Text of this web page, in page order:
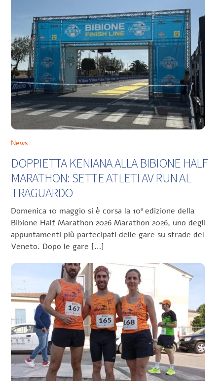
News
DOPPIETTA KENIANA ALLA BIBIONE HALF
MARATHON: SETTE ATLETI AV RUN AL
TRAGUARDO
Domenica 10 maggio si è corsa la 10ª edizione della
Bibione Half Marathon 2026 Marathon 2026, uno degli
appuntamenti più partecipati delle gare su strade del
Veneto. Dopo le gare […]